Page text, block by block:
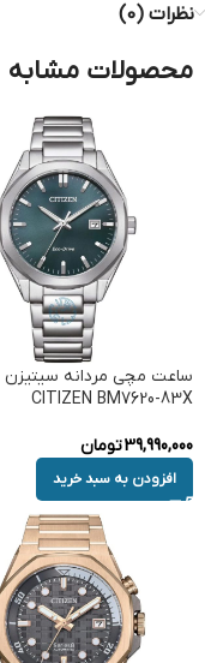
نظرات (0)
محصولات مشابه
ساعت مچی مردانه سیتیزن
CITIZEN BM7620-83X
39,990,000تومان
افزودن به سبد خرید